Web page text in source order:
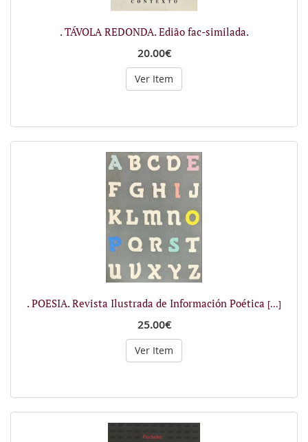
. TÁVOLA REDONDA. Edião fac-similada.
20.00€
Ver Item
. POESIA. Revista Ilustrada de Información Poética [...]
25.00€
Ver Item